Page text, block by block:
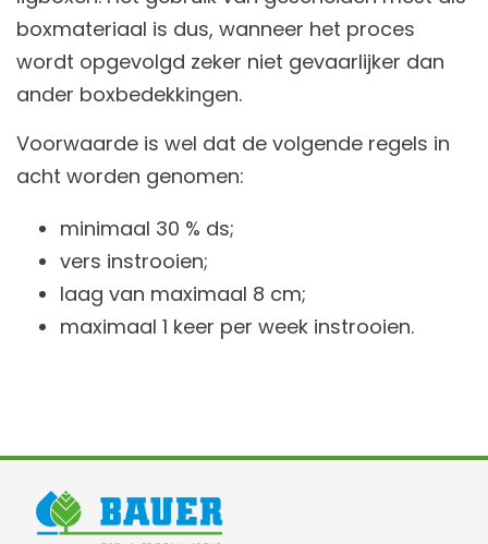
boxmateriaal is dus, wanneer het proces
wordt opgevolgd zeker niet gevaarlijker dan
ander boxbedekkingen.
Voorwaarde is wel dat de volgende regels in
acht worden genomen:
minimaal 30 % ds;
vers instrooien;
laag van maximaal 8 cm;
maximaal 1 keer per week instrooien.